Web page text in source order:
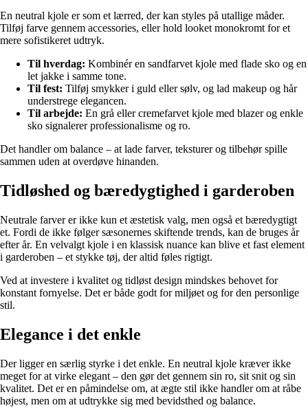
En neutral kjole er som et lærred, der kan styles på utallige måder.
Tilføj farve gennem accessories, eller hold looket monokromt for et
mere sofistikeret udtryk.
Til hverdag: Kombinér en sandfarvet kjole med flade sko og en
let jakke i samme tone.
Til fest: Tilføj smykker i guld eller sølv, og lad makeup og hår
understrege elegancen.
Til arbejde: En grå eller cremefarvet kjole med blazer og enkle
sko signalerer professionalisme og ro.
Det handler om balance – at lade farver, teksturer og tilbehør spille
sammen uden at overdøve hinanden.
Tidløshed og bæredygtighed i garderoben
Neutrale farver er ikke kun et æstetisk valg, men også et bæredygtigt
et. Fordi de ikke følger sæsonernes skiftende trends, kan de bruges år
efter år. En velvalgt kjole i en klassisk nuance kan blive et fast element
i garderoben – et stykke tøj, der altid føles rigtigt.
Ved at investere i kvalitet og tidløst design mindskes behovet for
konstant fornyelse. Det er både godt for miljøet og for den personlige
stil.
Elegance i det enkle
Der ligger en særlig styrke i det enkle. En neutral kjole kræver ikke
meget for at virke elegant – den gør det gennem sin ro, sit snit og sin
kvalitet. Det er en påmindelse om, at ægte stil ikke handler om at råbe
højest, men om at udtrykke sig med bevidsthed og balance.